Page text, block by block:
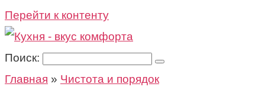
Перейти к контенту
Поиск:
Главная » Чистота и порядок